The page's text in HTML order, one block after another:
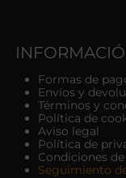
Formas de
Envíos y
Términos y
Política de
Aviso legal
Política de
Condiciones
Seguimiento